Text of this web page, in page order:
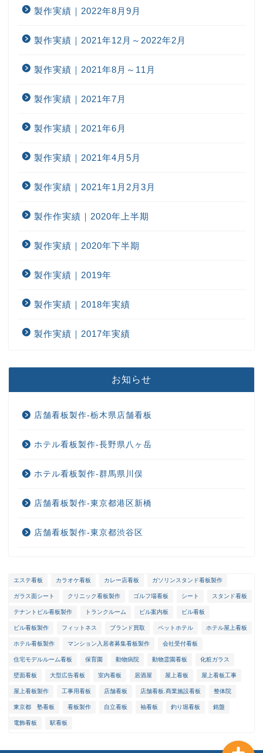
製作実績｜2022年8月9月
製作実績｜2021年12月～2022年2月
製作実績｜2021年8月～11月
製作実績｜2021年7月
製作実績｜2021年6月
製作実績｜2021年4月5月
製作実績｜2021年1月2月3月
製作作実績｜2020年上半期
製作実績｜2020年下半期
製作実績｜2019年
製作実績｜2018年実績
製作実績｜2017年実績
お知らせ
店舗看板製作-栃木県店舗看板
ホテル看板製作-長野県八ヶ岳
ホテル看板製作-群馬県川俣
店舗看板製作-東京都港区新橋
店舗看板製作-東京都渋谷区
エステ看板 カラオケ看板 カレー店看板 ガソリンスタンド看板製作
ガラス面シート クリニック看板製作 ゴルフ場看板 シート スタンド看板
テナントビル看板製作 トランクルーム ビル案内板 ビル看板
ビル看板製作 フィットネス ブランド買取 ペットホテル ホテル屋上看板
ホテル看板製作 マンション入居者募集看板製作 会社受付看板
住宅モデルルーム看板 保育園 動物病院 動物霊園看板 化粧ガラス
壁面看板 大型広告看板 室内看板 居酒屋 屋上看板 屋上看板工事
屋上看板製作 工事用看板 店舗看板 店舗看板.商業施設看板 整体院
東京都 塾看板 看板製作 自立看板 袖看板 釣り堀看板 銘盤
電飾看板 駅看板
ホーム
選ばれる理由
会社概要